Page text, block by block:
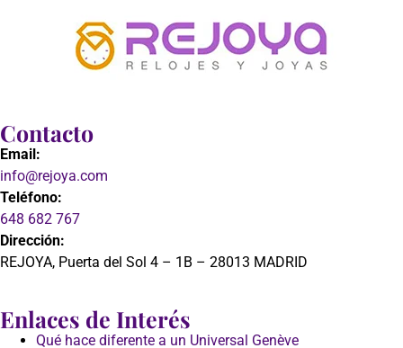
Contacto
Email:
info@rejoya.com
Teléfono:
648 682 767
Dirección:
REJOYA, Puerta del Sol 4 – 1B – 28013 MADRID
Enlaces de Interés
Qué hace diferente a un Universal Genève